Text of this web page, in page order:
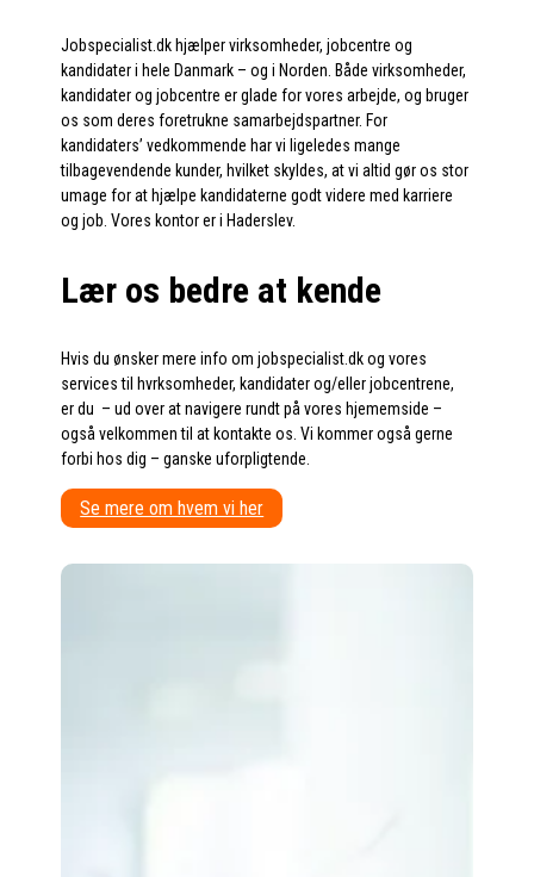
Jobspecialist.dk hjælper virksomheder, jobcentre og
kandidater i hele Danmark – og i Norden. Både virksomheder,
kandidater og jobcentre er glade for vores arbejde, og bruger
os som deres foretrukne samarbejdspartner. For
kandidaters’ vedkommende har vi ligeledes mange
tilbagevendende kunder, hvilket skyldes, at vi altid gør os stor
umage for at hjælpe kandidaterne godt videre med karriere
og job. Vores kontor er i Haderslev.
Lær os bedre at kende
Hvis du ønsker mere info om jobspecialist.dk og vores
services til hvrksomheder, kandidater og/eller jobcentrene,
er du – ud over at navigere rundt på vores hjememside –
også velkommen til at kontakte os. Vi kommer også gerne
forbi hos dig – ganske uforpligtende.
Se mere om hvem vi her